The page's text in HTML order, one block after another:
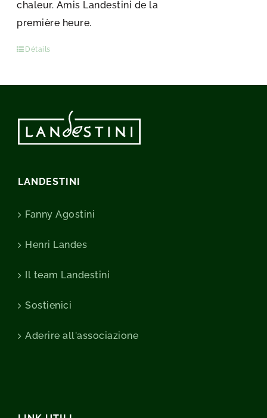
chaleur. Amis Landestini de la
première heure.
Détails
LANDESTINI
Fanny Agostini
Henri Landes
Il team Landestini
Sostienici
Aderire all'associazione